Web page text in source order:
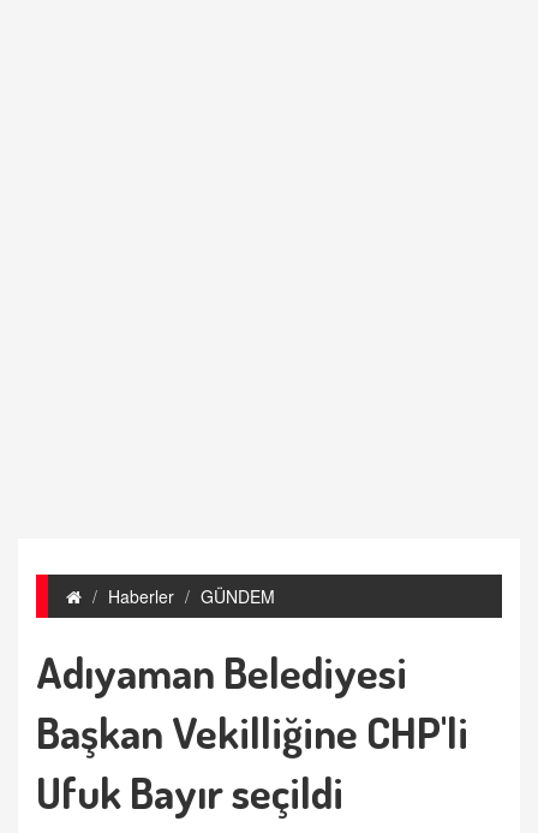
Haberler GÜNDEM
Adıyaman Belediyesi
Başkan Vekilliğine CHP'li
Ufuk Bayır seçildi